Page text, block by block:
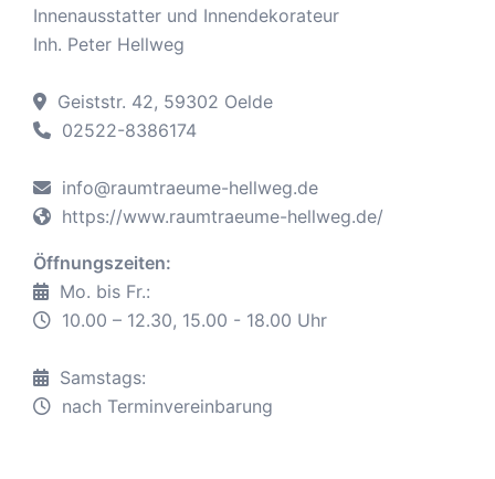
Innenausstatter und Innendekorateur
Inh. Peter Hellweg
Geiststr. 42, 59302 Oelde
02522-8386174
info@raumtraeume-hellweg.de
https://www.raumtraeume-hellweg.de/
Öffnungszeiten:
Mo. bis Fr.:
10.00 – 12.30, 15.00 - 18.00 Uhr
Samstags:
nach Terminvereinbarung